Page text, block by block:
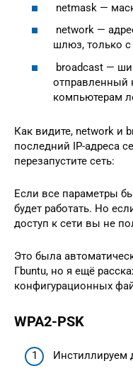
netmask —
network —
шлюз, только
broadcast —
отправленный
компьютерам
Как видите, network и
последний IP-адреса
перезапустите сеть:
Если все параметры
будет работать. Но
доступ к сети вы не
Это была
Гbuntu, но я ещё
конфигурационных
WPA2-PSK
Инстиллируем